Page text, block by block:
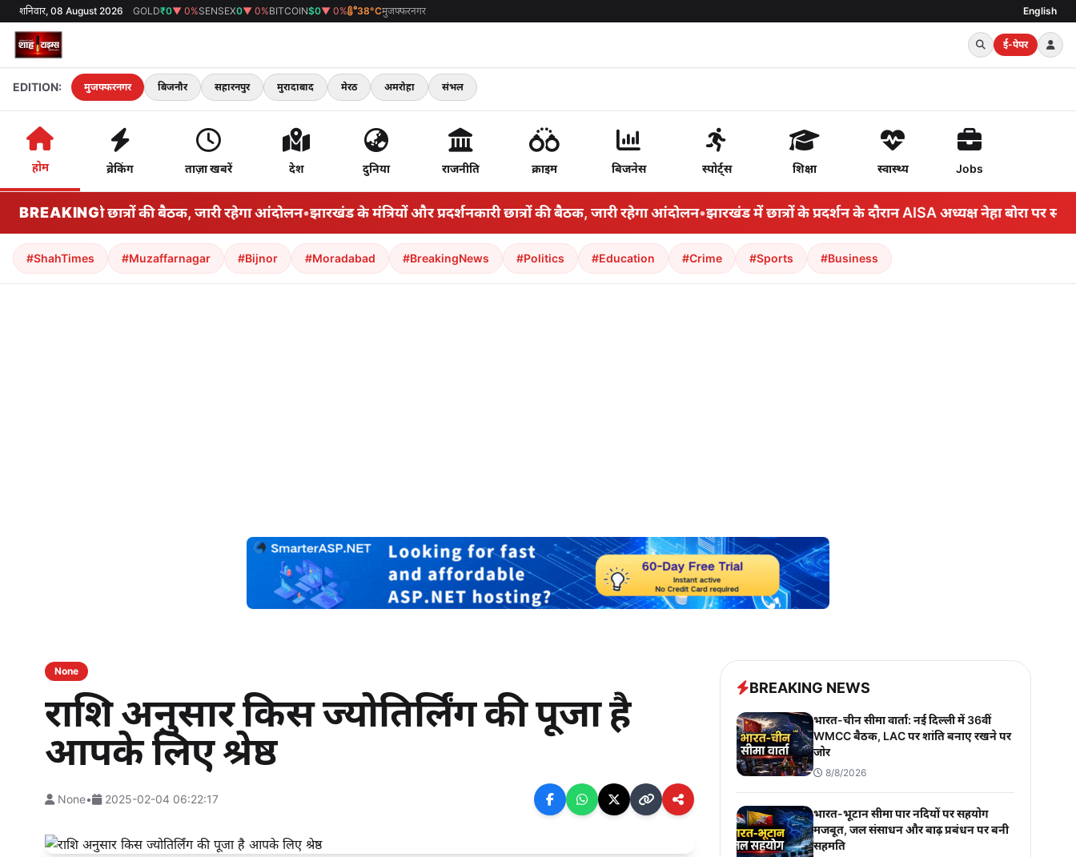
शनिवार, 08 August 2026 GOLD₹0▼ 0%SENSEX0▼ 0%BITCOIN$0▼ 0% 38°Cमुजफ्फरनगर English
ई-पेपर
EDITION: मुजफ्फरनगर बिजनौर सहारनपुर मुरादाबाद मेरठ अमरोहा संभल
होम ब्रेकिंग ताज़ा खबरें देश दुनिया राजनीति क्राइम बिजनेस स्पोर्ट्स शिक्षा स्वास्थ्य Jobs
BREAKING
प्रदर्शनकारी छात्रों की बैठक, जारी रहेगा आंदोलन•झारखंड के मंत्रियों और प्रदर्शनकारी छात्रों की बैठक, जारी रहेगा आंदोलन•झारखंड में छात्रों के प्रदर्शन के दौरान AISA अध्यक्ष नेहा बोरा पर स्याही
#ShahTimes #Muzaffarnagar #Bijnor #Moradabad #BreakingNews #Politics #Education #Crime #Sports #Business
None
राशि अनुसार किस ज्योतिर्लिंग की पूजा है
आपके लिए श्रेष्ठ
None• 2025-02-04 06:22:17
BREAKING NEWS
भारत-चीन सीमा वार्ता: नई दिल्ली में 36वीं
WMCC बैठक, LAC पर शांति बनाए रखने पर
जोर
8/8/2026
भारत-भूटान सीमा पार नदियों पर सहयोग
मजबूत, जल संसाधन और बाढ़ प्रबंधन पर बनी
सहमति